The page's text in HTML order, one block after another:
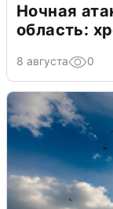
Ночная
область:
8 августа 0